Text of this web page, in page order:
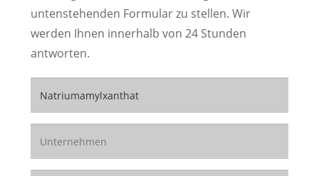
untenstehenden Formular zu stellen. Wir
werden Ihnen innerhalb von 24 Stunden
antworten.